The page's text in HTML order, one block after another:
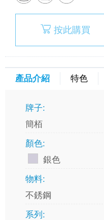
按此購買
產品介紹 特色
牌子:
簡栢
顏色:
銀色
物料:
不銹鋼
系列: